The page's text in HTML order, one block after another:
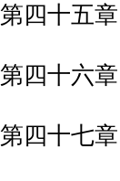
第四十五
第四十六
第四十七